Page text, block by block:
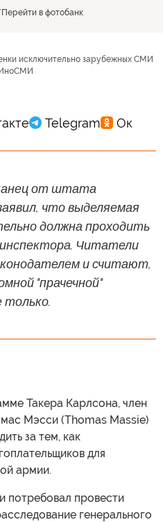
Перейти в фотобанк
исключительно зарубежных СМИ
от штата
что выделяемая
должна проходить
инспектора. Читатели
и считают,
"прачечной"
только.
Такера Карлсона, член
Мэсси (Thomas Massie)
за тем, как
для
армии.
потребовал провести
генерального